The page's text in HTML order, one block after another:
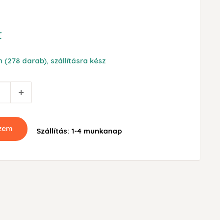
(278 darab), szállításra kész
Szállítás: 1-4 munkanap